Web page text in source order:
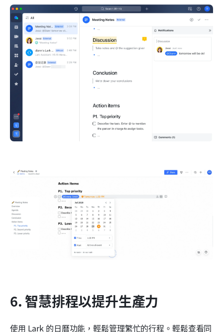
6. 智慧排程以提升生產力
使用 Lark 的日曆功能，輕鬆管理繁忙的行程。輕鬆查看同